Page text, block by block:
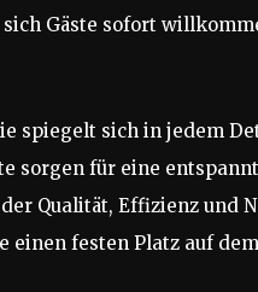
sich Gäste sofort
spiegelt sich in jedem
sorgen für eine
Qualität, Effizienz
einen festen Platz auf